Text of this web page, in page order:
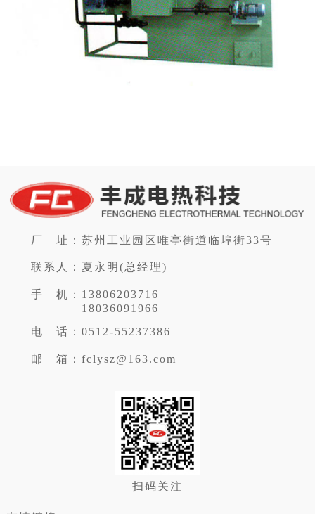
厂 址：苏州工业园区唯亭街道临埠街33号
联系人： 夏永明(总经理)
手 机： 13806203716
18036091966
电 话：0512-55237386
邮 箱：fclysz@163.com
扫码关注